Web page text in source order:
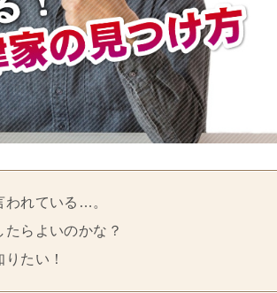
われている…。
らよいのかな？
たい！